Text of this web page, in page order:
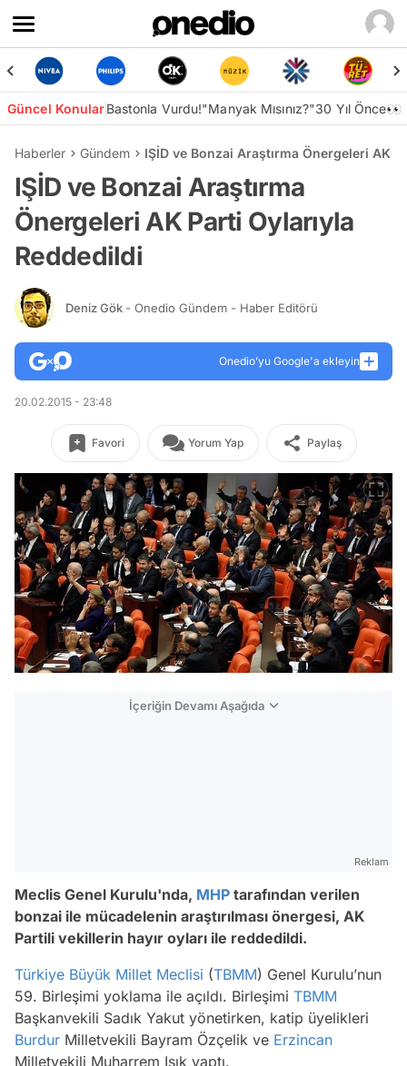
Güncel KonularBastonla Vurdu!"Manyak Mısınız?"30 Yıl Önce👀
Haberler Gündem IŞİD ve Bonzai Araştırma Önergeleri AK
IŞİD ve Bonzai Araştırma
Önergeleri AK Parti Oylarıyla
Reddedildi
Deniz Gök - Onedio Gündem - Haber Editörü
Onedio’yu Google'a ekleyin
20.02.2015 - 23:48
Favori Yorum Yap Paylaş
İçeriğin Devamı Aşağıda
Reklam
Meclis Genel Kurulu'nda, MHP tarafından verilen
bonzai ile mücadelenin araştırılması önergesi, AK
Partili vekillerin hayır oyları ile reddedildi.
Türkiye Büyük Millet Meclisi (TBMM) Genel Kurulu’nun
59. Birleşimi yoklama ile açıldı. Birleşimi TBMM
Başkanvekili Sadık Yakut yönetirken, katip üyelikleri
Burdur Milletvekili Bayram Özçelik ve Erzincan
Milletvekili Muharrem Işık yaptı.